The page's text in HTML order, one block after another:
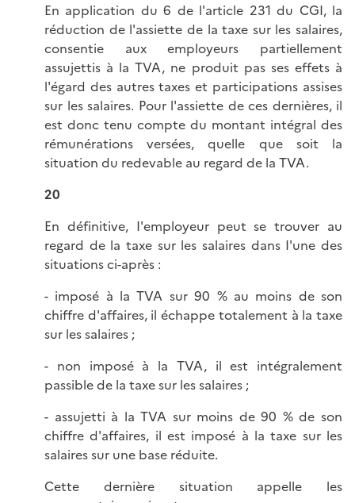
En application du 6 de l'article 231 du CGI, la
réduction de l'assiette de la taxe sur les salaires,
consentie aux employeurs partiellement
assujettis à la TVA, ne produit pas ses effets à
l'égard des autres taxes et participations assises
sur les salaires. Pour l'assiette de ces dernières, il
est donc tenu compte du montant intégral des
rémunérations versées, quelle que soit la
situation du redevable au regard de la TVA.
20
En définitive, I'employeur peut se trouver au
regard de la taxe sur les salaires dans I'une des
situations ci-après :
- imposé à la TVA sur 90 % au moins de son
chiffre d'affaires, il échappe totalement à la taxe
sur les salaires ;
- non imposé à la TVA, il est intégralement
passible de la taxe sur les salaires ;
- assujetti à la TVA sur moins de 90 % de son
chiffre d'affaires, il est imposé à la taxe sur les
salaires sur une base réduite.
Cette dernière situation appelle les